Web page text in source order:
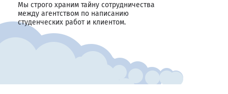
Мы строго храним тайну сотрудничества
между агентством по написанию
студенческих работ и клиентом.